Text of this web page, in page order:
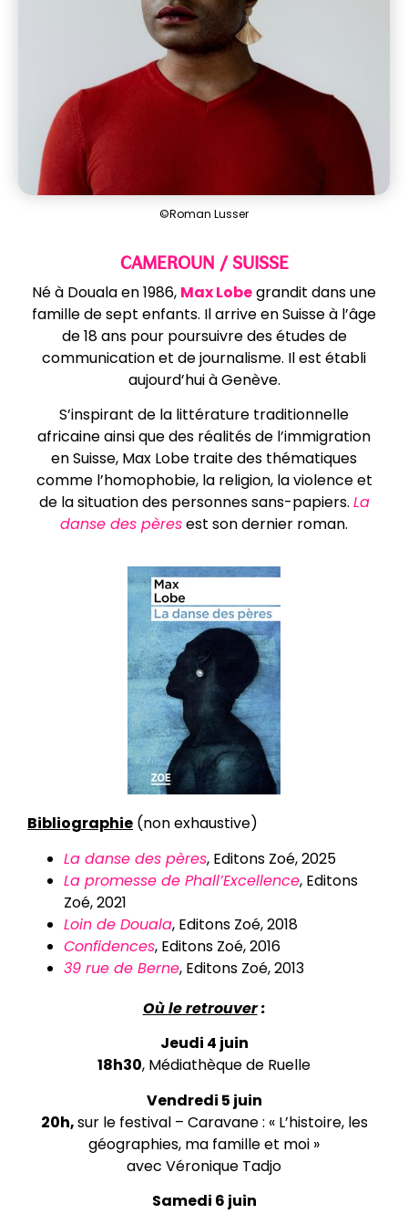
©Roman Lusser
CAMEROUN / SUISSE
Né à Douala en 1986, Max Lobegrandit dans une
famille de sept enfants. Il arrive en Suisse à l’âge
de 18 ans pour poursuivre des études de
communication et de journalisme. Il est établi
aujourd’hui à Genève.
S’inspirant de la littérature traditionnelle
africaine ainsi que des réalités de l’immigration
en Suisse, Max Lobe traite des thématiques
comme l’homophobie, la religion, la violence et
de la situation des personnes sans-papiers. La
danse des pèresest son dernier roman.
Bibliographie (non exhaustive)
La danse des pères, Editons Zoé, 2025
La promesse de Phall’Excellence, Editons
Zoé, 2021
Loin de Douala, Editons Zoé, 2018
Confidences, Editons Zoé, 2016
39 rue de Berne, Editons Zoé, 2013
Où le retrouver:
Jeudi 4 juin
18h30, Médiathèque de Ruelle
Vendredi 5 juin
20h,sur le festival – Caravane : « L’histoire, les
géographies, ma famille et moi »
avec Véronique Tadjo
Samedi 6 juin